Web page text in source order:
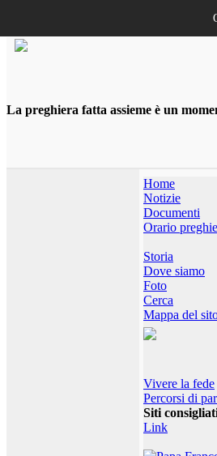
La preghiera fatta assieme è un
Home
Notizie
Documenti
Orario
Storia
Dove siamo
Foto
Cerca
Mappa del
Vivere la fede
Percorsi di
Siti
Link